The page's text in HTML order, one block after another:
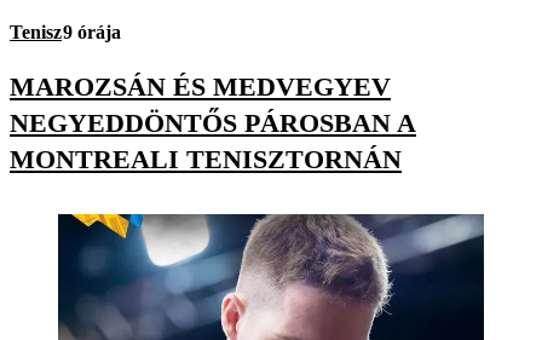
Tenisz9 órája
MAROZSÁN ÉS MEDVEGYEV
NEGYEDDÖNTŐS PÁROSBAN A
MONTREALI TENISZTORNÁN